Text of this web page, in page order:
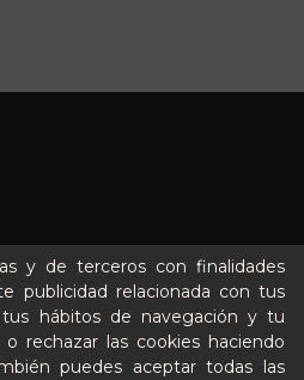
y de terceros con finalidades
publicidad relacionada con tus
hábitos de navegación y tu
rechazar las cookies haciendo
puedes aceptar todas las